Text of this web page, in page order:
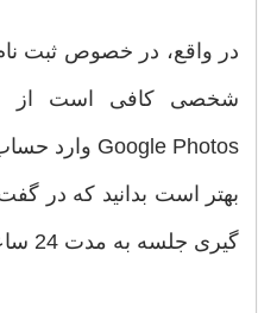
در واقع، در خصوص ثبت
Google Photos وارد حساب گوگل شوید.
بهتر است بدانید که در
گیری جلسه به مدت 24 ساعت فراهم است.